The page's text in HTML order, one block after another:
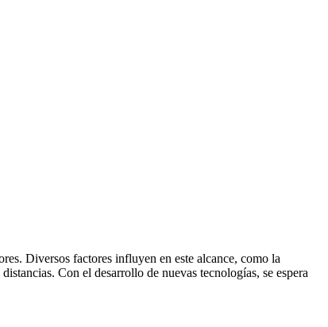
Diversos factores influyen en este alcance, como la
Con el desarrollo de nuevas tecnologías, se espera